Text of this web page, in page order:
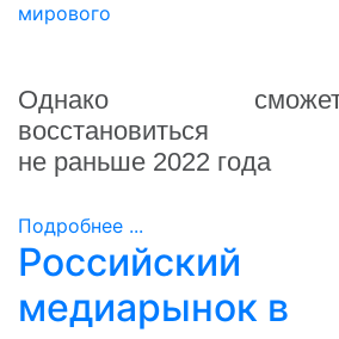
Однако
восстановиться
не раньше 2022 года
Подробнее ...
Российский
медиарынок в